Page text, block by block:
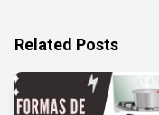
Related Posts